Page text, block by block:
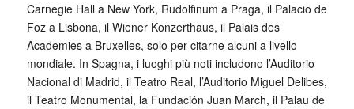
Carnegie Hall a New York, Rudolfinum a Praga, il Palacio de
Foz a Lisbona, il Wiener Konzerthaus, il Palais des
Academies a Bruxelles, solo per citarne alcuni a livello
mondiale. In Spagna, i luoghi più noti includono l’Auditorio
Nacional di Madrid, il Teatro Real, l’Auditorio Miguel Delibes,
il Teatro Monumental, la Fundación Juan March, il Palau de